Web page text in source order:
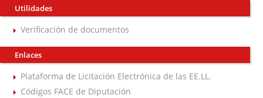
Utilidades
Verificación de documentos
Enlaces
Plataforma de Licitación Electrónica de las EE.LL.
Códigos FACE de Diputación